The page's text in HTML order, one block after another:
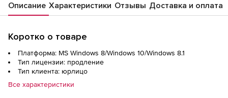
Описание Характеристики Отзывы Доставка и оплата
Коротко о товаре
Платформа: MS Windows 8/Windows 10/Windows 8.1
Тип лицензии: продление
Тип клиента: юрлицо
Все характеристики